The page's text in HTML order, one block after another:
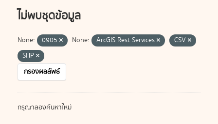
ไม่พบชุดข้อมูล
None: 0905 None: ArcGIS Rest Services
CSV
SHP
กรองผลลัพธ์
กรุณาลองค้นหาใหม่